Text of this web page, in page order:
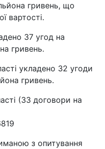
гривень, що
вартості.
37 угод на
гривень.
укладено 32 угоди
гривень.
(33 договори на
з опитування